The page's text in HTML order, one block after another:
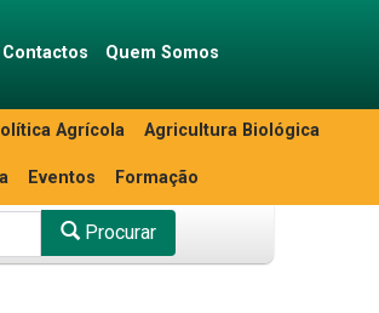
Contactos Quem Somos
Agrícola Agricultura Biológica
Eventos Formação
Procurar